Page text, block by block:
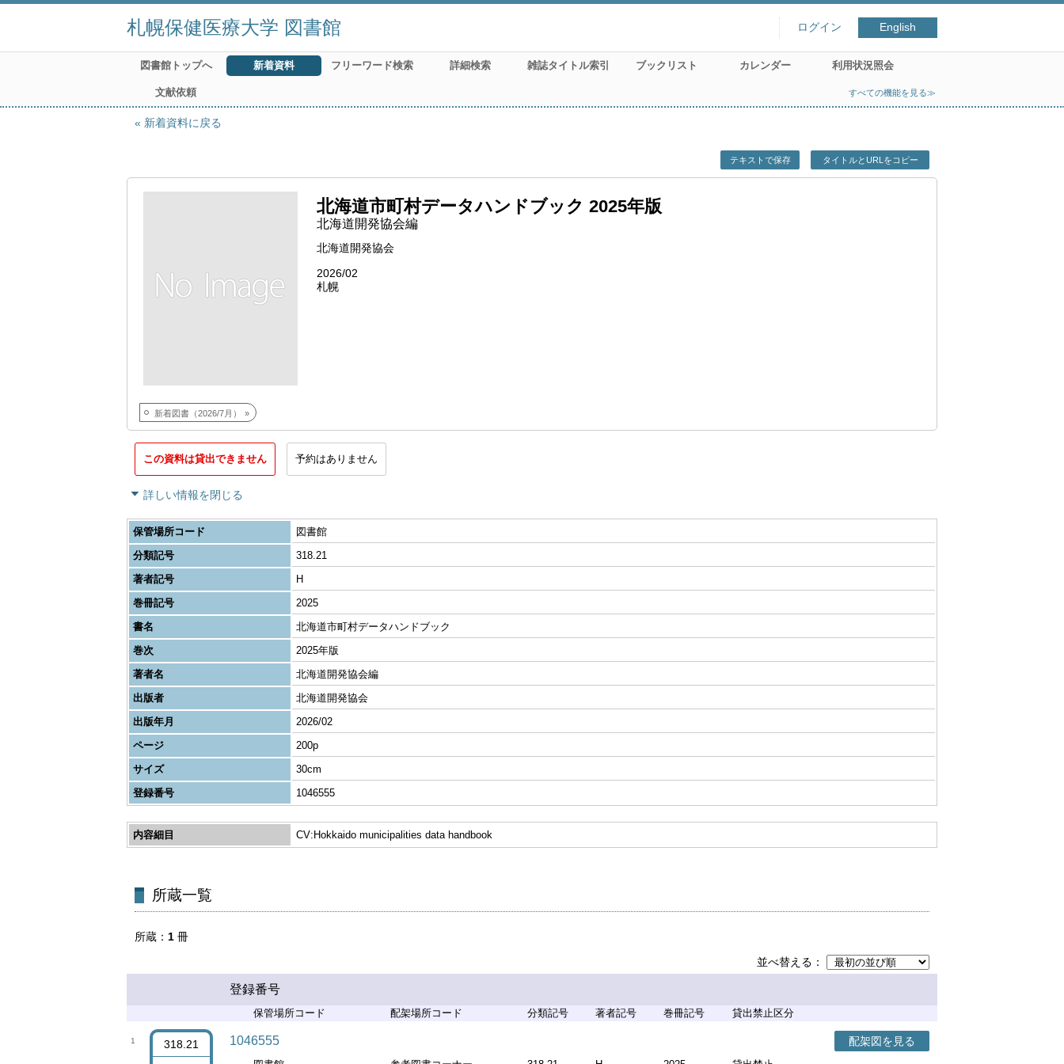
札幌保健医療大学 図書館 ログイン English
図書館トップへ 新着資料 フリーワード検索 詳細検索 雑誌タイトル索引 ブックリスト カレンダー 利用状況照会
文献依頼 すべての機能を見る≫
新着資料に戻る
テキストで保存 タイトルとURLをコピー
北海道市町村データハンドブック 2025年版
北海道開発協会編
北海道開発協会
2026/02
札幌
新着図書（2026/7月）
この資料は貸出できません 予約はありません
詳しい情報を閉じる
保管場所コード
図書館
分類記号
318.21
著者記号
H
巻冊記号
2025
書名
北海道市町村データハンドブック
巻次
2025年版
著者名
北海道開発協会編
出版者
北海道開発協会
出版年月
2026/02
ページ
200p
サイズ
30cm
登録番号
1046555
内容細目 CV:Hokkaido municipalities data handbook
所蔵一覧
所蔵 1 冊
並べ替える
登録番号
保管場所コード 配架場所コード 分類記号 著者記号 巻冊記号 貸出禁止区分
1
318.21
1046555 配架図を見る